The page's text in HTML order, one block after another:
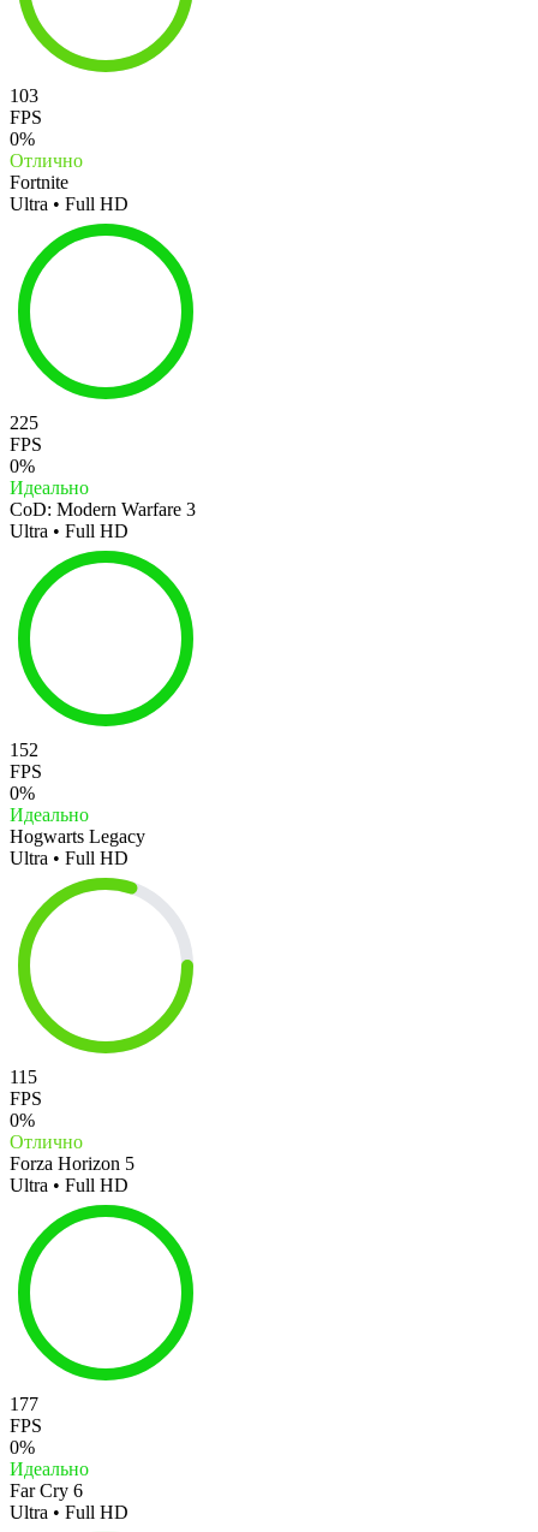
103
FPS
0%
Отлично
Fortnite
Ultra • Full HD
225
FPS
0%
Идеально
CoD: Modern Warfare 3
Ultra • Full HD
152
FPS
0%
Идеально
Hogwarts Legacy
Ultra • Full HD
115
FPS
0%
Отлично
Forza Horizon 5
Ultra • Full HD
177
FPS
0%
Идеально
Far Cry 6
Ultra • Full HD